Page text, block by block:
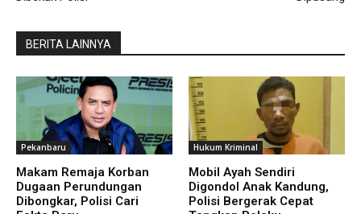
BERITA LAINNYA
Pekanbaru
Makam Remaja Korban
Dugaan Perundungan
Dibongkar, Polisi Cari
Hukum Kriminal
Mobil Ayah Sendiri
Digondol Anak Kandung,
Polisi Bergerak Cepat